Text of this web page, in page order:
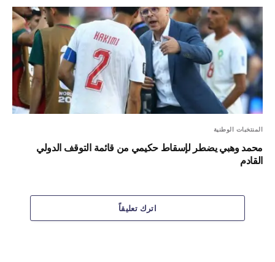
المنتخبات الوطنية
محمد وهبي يضطر لإسقاط حكيمي من قائمة التوقف الدولي
القادم
اترك تعليقاً